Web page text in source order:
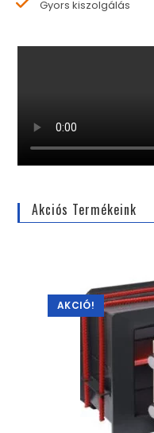
Gyors kiszolgálás
Akciós Termékeink
AKCIÓ!